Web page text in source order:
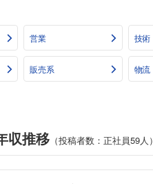
営業 技術
販売系 物流
収推移 （投稿者数：正社員59人）